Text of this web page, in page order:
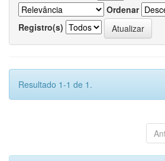
Ordenar
Registro(s)
Resultado 1-1 de 1.